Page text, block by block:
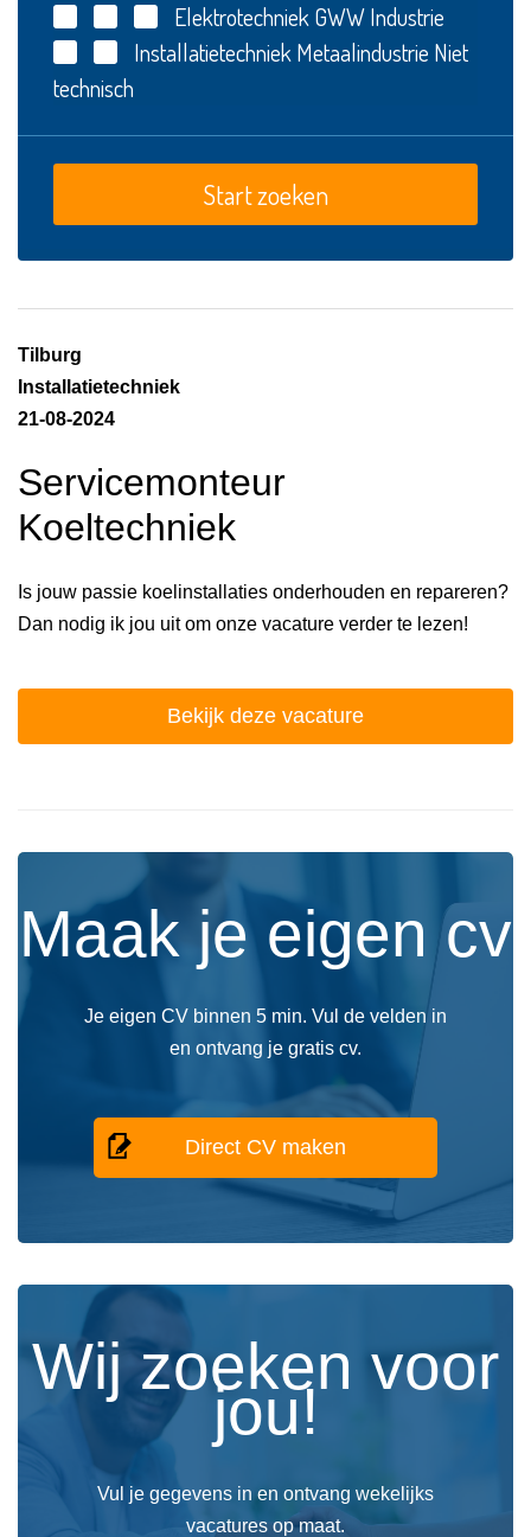
Elektrotechniek GWWIndustrie
Installatietechniek Metaalindustrie Niet
technisch
Tilburg
Installatietechniek
21-08-2024
Servicemonteur
Koeltechniek
Is jouw passie koelinstallaties onderhouden en repareren?
Dan nodig ik jou uit om onze vacature verder te lezen!
Bekijk deze vacature
Maak je eigen cv
Je eigen CV binnen 5 min. Vul de velden in
en ontvang je gratis cv.
Direct CV maken
Wij zoeken voor
jou!
Vul je gegevens in en ontvang wekelijks
vacatures op maat.